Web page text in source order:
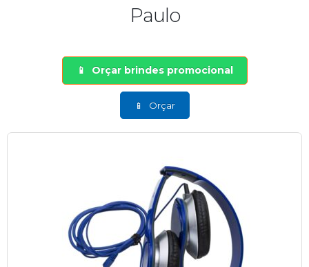
Paulo
Orçar brindes promocional
Orçar